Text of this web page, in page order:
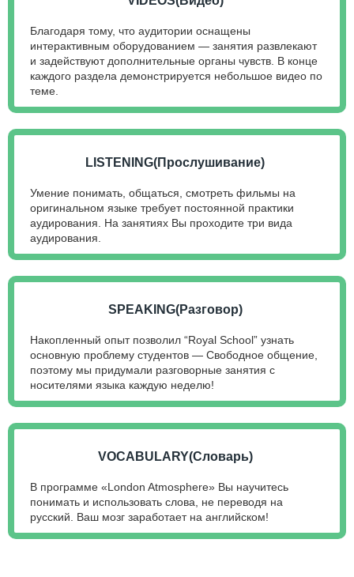
Благодаря тому, что аудитории оснащены
интерактивным оборудованием — занятия развлекают
и задействуют дополнительные органы чувств. В конце
каждого раздела демонстрируется небольшое видео по
теме.
LISTENING(Прослушивание)
Умение понимать, общаться, смотреть фильмы на
оригинальном языке требует постоянной практики
аудирования. На занятиях Вы проходите три вида
аудирования.
SPEAKING(Разговор)
Накопленный опыт позволил “Royal School” узнать
основную проблему студентов — Свободное общение,
поэтому мы придумали разговорные занятия с
носителями языка каждую неделю!
VOCABULARY(Словарь)
В программе «London Atmosphere» Вы научитесь
понимать и использовать слова, не переводя на
русский. Ваш мозг заработает на английском!